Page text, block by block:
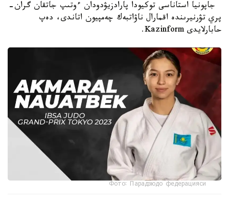
جاپونيا استاناسى توكيودا پارادزيۋدودان ءوتىپ جاتقان گران-
پري تۋرنيرىندە اقمارال ناۋاتبەك چەمپيون اتاندى، دەپ
حابارلايدى Kazinform.
Фото: Парадзюдо федерацияси